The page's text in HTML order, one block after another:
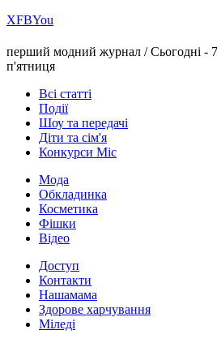
ХFBYou
перший модний журнал /Сьогодні -
п'ятниця
Всі статті
Події
Шоу та передачі
Діти та сім'я
Конкурси Міс
Мода
Обкладинка
Косметика
Фішки
Відео
Доступ
Контакти
Нашамама
Здорове харчування
Міледі